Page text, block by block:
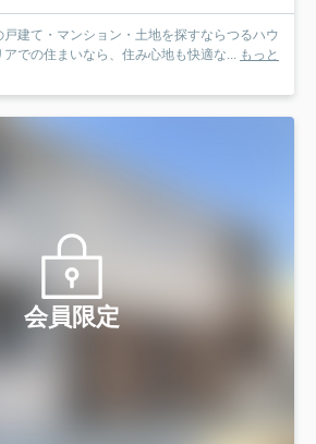
建て・マンション・土地を探すならつるハウ
での住まいなら、住み心地も快適な... もっと
会員限定